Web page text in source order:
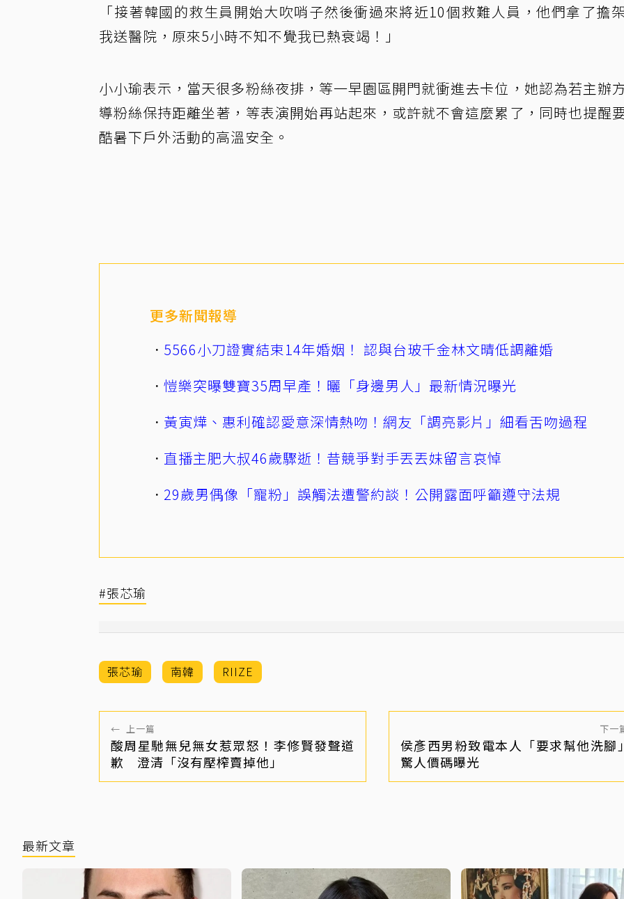
「接著韓國的救生員開始大吹哨子然後衝過來將近10個救難人員，他們拿了擔
我送醫院，原來5小時不知不覺我已熱衰竭！」
小小瑜表示，當天很多粉絲夜排，等一早園區開門就衝進去卡位，她認為若主辦
導粉絲保持距離坐著，等表演開始再站起來，或許就不會這麼累了，同時也提醒
酷暑下戶外活動的高溫安全。
更多新聞報導
5566小刀證實結束14年婚姻！ 認與台玻千金林文晴低調離婚
愷樂突曝雙寶35周早產！曬「身邊男人」最新情況曝光
黃寅燁、惠利確認愛意深情熱吻！網友「調亮影片」細看舌吻過程
直播主肥大叔46歲驟逝！昔競爭對手丟丟妹留言哀悼
29歲男偶像「寵粉」誤觸法遭警約談！公開露面呼籲遵守法規
#張芯瑜
張芯瑜 南韓 RIIZE
← 上一篇
酸周星馳無兒無女惹眾怒！李修賢發聲道
歉 澄清「沒有壓榨賣掉他」
下一
侯彥西男粉致電本人「要求幫他洗
驚人價碼曝光
最新文章